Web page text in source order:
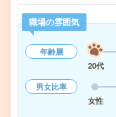
職場の雰囲気
年齢層
20代
男女比率
女性